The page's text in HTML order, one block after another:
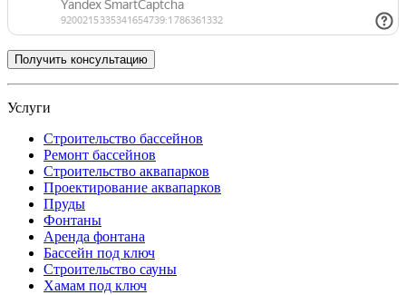
Услуги
Строительство бассейнов
Ремонт бассейнов
Строительство аквапарков
Проектирование аквапарков
Пруды
Фонтаны
Аренда фонтана
Бассейн под ключ
Строительство сауны
Хамам под ключ